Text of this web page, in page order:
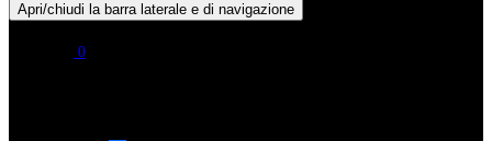
Apri/chiudi la barra laterale e di navigazione
0